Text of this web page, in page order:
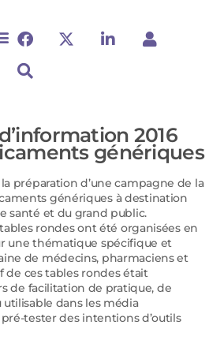
2016
génériques
préparation d’une campagne de la
génériques à destination
santé et du grand public.
rondes ont été organisées en
une thématique spécifique et
de médecins, pharmaciens et
de ces tables rondes était
de facilitation de pratique, de
dans les média
tester des intentions d’outils